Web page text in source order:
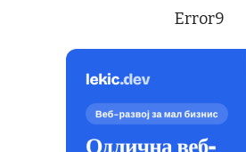
Error9